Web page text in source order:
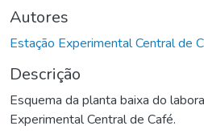
Autores
Estação Experimental Central de
Descrição
Esquema da planta baixa do
Experimental Central de Café.